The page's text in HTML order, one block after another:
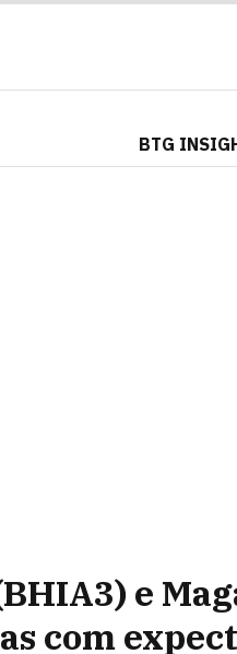
BTG
e
com